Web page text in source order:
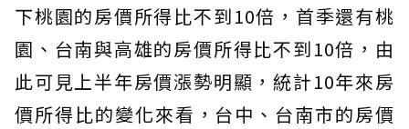
下桃園的房價所得比不到10倍，首季還有桃
園、台南與高雄的房價所得比不到10倍，由
此可見上半年房價漲勢明顯，統計10年來房
價所得比的變化來看，台中、台南市的房價